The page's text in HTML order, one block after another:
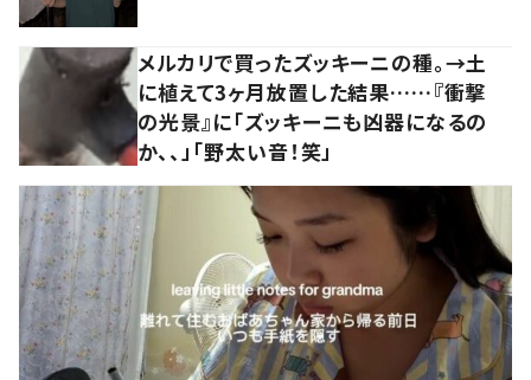
メルカリで買ったズッキーニの種。→土
に植えて3ヶ月放置した結果……『衝撃
の光景』に「ズッキーニも凶器になるの
か、、」「野太い音！笑」